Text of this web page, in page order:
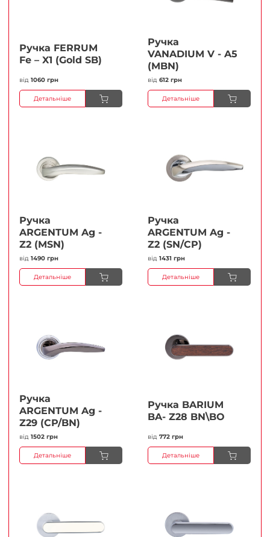
Ручка FERRUМ
Fe – X1 (Gold SB)
від 1060 грн
Детальніше
Ручка
VANADIUM V - A5
(MBN)
від 612 грн
Детальніше
Ручка
ARGENTUM Ag -
Z2 (MSN)
від 1490 грн
Детальніше
Ручка
ARGENTUM Ag -
Z2 (SN/CP)
від 1431 грн
Детальніше
Ручка
ARGENTUM Ag -
Z29 (CP/BN)
від 1502 грн
Детальніше
Ручка BARIUM
BA- Z28 BN\BO
від 772 грн
Детальніше